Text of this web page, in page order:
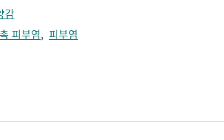
감
피부염, 피부염